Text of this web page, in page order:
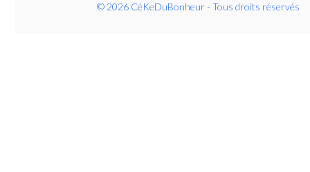
© 2026 CéKeDuBonheur - Tous droits réservés